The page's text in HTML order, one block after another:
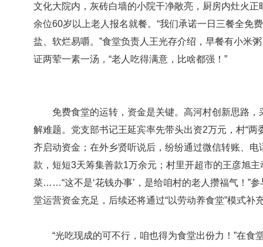
文化大院内，灰砖白墙的小院干净敞亮，厨房内灶火
余位60岁以上老人报名就餐。“我们承诺一日三餐全免
盐、软烂易嚼。”食堂负责人王光存介绍，早餐有小米
证两荤一素一汤，“老人吃得满意，比啥都强！”
免费食堂的运转，资金是关键。高河村创新思路，采
解难题。党支部书记王延宾率先带头出资2万元，村“两
齐启动资金；在外乡贤听说后，纷纷通过微信转账、
款，短短3天筹集善款1万余元；村里开超市的王彦旭
菜……“这不是‘花钱办事’，是给咱村的老人攒福气！”
堂运营资金充足，后续还将通过“以劳动养食堂”模式补
“光吃现成的可不行，咱也得为食堂出份力！”在食